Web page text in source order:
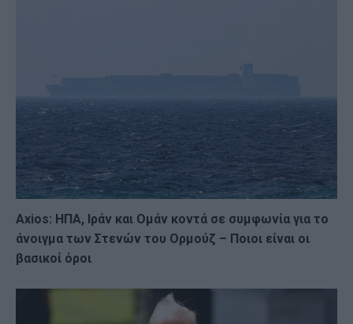
Axios: ΗΠΑ, Ιράν και Ομάν κοντά σε συμφωνία για το
άνοιγμα των Στενών του Ορμούζ – Ποιοι είναι οι
βασικοί όροι